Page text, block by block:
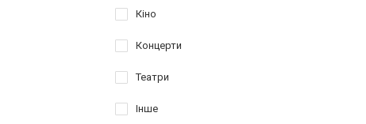
Кіно
Концерти
Театри
Інше